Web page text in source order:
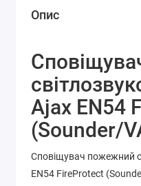
Опис
Ajax EN54
(Sounder/
Сповіщувач пожежний
EN54 FireProtect